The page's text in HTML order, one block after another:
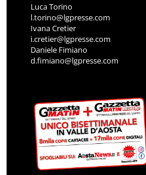
Luca Torino
l.torino@lgpresse.com
Ivana Cretier
i.cretier@lgpresse.com
Daniele Fimiano
d.fimiano@lgpresse.com